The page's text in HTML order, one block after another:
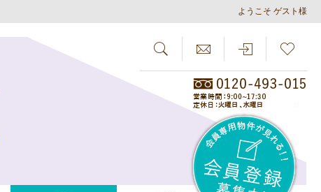
ようこそ ゲスト様
SEARCH